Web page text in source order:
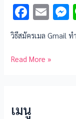
F
e
b
k
E
m
ai
l
วิธีสมัครเมล Gmail
Read More »
เมนู